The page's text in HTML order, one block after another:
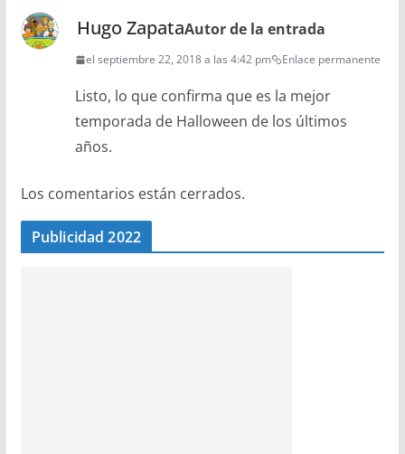
Hugo ZapataAutor de la entrada
el septiembre 22, 2018 a las 4:42 pm Enlace permanente
Listo, lo que confirma que es la mejor
temporada de Halloween de los últimos
años.
Los comentarios están cerrados.
Publicidad 2022